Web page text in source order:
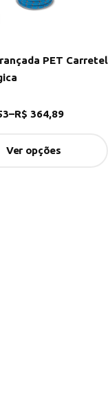
PET Carretel
–R$ 364,89
Ver opções